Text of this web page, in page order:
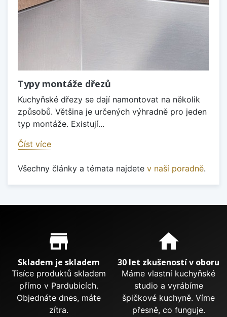
Typy montáže dřezů
Kuchyňské dřezy se dají namontovat na několik
způsobů. Většina je určených výhradně pro jeden
typ montáže. Existují...
Číst více
Všechny články a témata najdete v naší poradně.
Proč nakupovat u nás?
store_mall_directory
Skladem je skladem
Tisíce produktů skladem
přímo v Pardubicích.
Objednáte dnes, máte
zítra.
home
30 let zkušeností v oboru
Máme vlastní kuchyňské
studio a vyrábíme
špičkové kuchyně. Víme
přesně, co funguje.